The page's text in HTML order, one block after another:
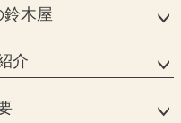
木屋
介